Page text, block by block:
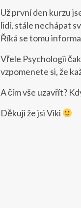
Už první den kurzu
lidí, stále nechápat
Říká se tomu
Vřele Psychologii
vzpomenete si, že
A čím vše uzavřít?
Děkuji že jsi Viki